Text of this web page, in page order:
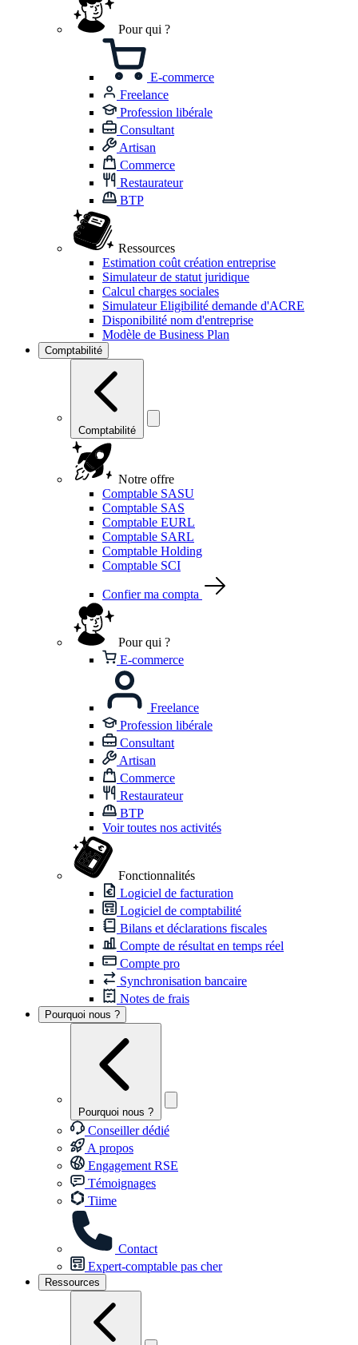
Pour qui ?
E-commerce
Freelance
Profession libérale
Consultant
Artisan
Commerce
Restaurateur
BTP
Ressources
Estimation coût création entreprise
Simulateur de statut juridique
Calcul charges sociales
Simulateur Eligibilité demande d'ACRE
Disponibilité nom d'entreprise
Modèle de Business Plan
Comptabilité
Comptabilité
Notre offre
Comptable SASU
Comptable SAS
Comptable EURL
Comptable SARL
Comptable Holding
Comptable SCI
Confier ma compta
Pour qui ?
E-commerce
Freelance
Profession libérale
Consultant
Artisan
Commerce
Restaurateur
BTP
Voir toutes nos activités
Fonctionnalités
Logiciel de facturation
Logiciel de comptabilité
Bilans et déclarations fiscales
Compte de résultat en temps réel
Compte pro
Synchronisation bancaire
Notes de frais
Pourquoi nous ?
Pourquoi nous ?
Conseiller dédié
A propos
Engagement RSE
Témoignages
Tiime
Contact
Expert-comptable pas cher
Ressources